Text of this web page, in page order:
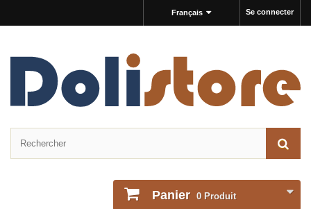
Se connecter
Français
Panier 0 Produit